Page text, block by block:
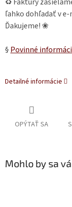
ľahko dohľadať v
Ďakujeme! ❀
§ Povinné
Detailné informácie
OPÝTAŤ SA
Mohlo by sa